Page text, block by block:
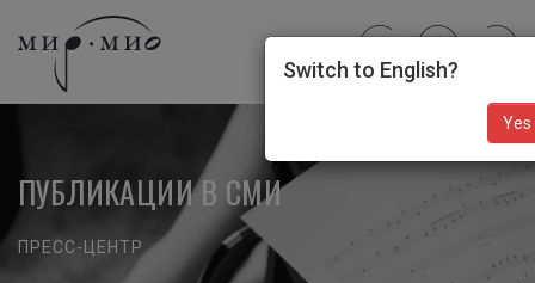
ПУБЛИКАЦИИ В СМИ
ПРЕСС-ЦЕНТР
Switch to English?
Yes